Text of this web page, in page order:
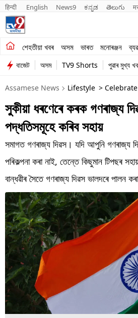
हिन्दी English News9 ಕನ್ನಡ తెలుగు
শেহতীয়া খবৰ অসম ভাৰত মনোৰঞ্জন
শেহতীয়া খবৰ
অসম
ভাৰত
মনোৰঞ্জন
ব্যৱসায়
শিক্ষা
খেল
জীৱনশৈলী
বিশ্ব
প্ৰযুক্তি
Videos
বাজেট অসম TV9 Shorts পুৱাৰ মুখ্য
Assamese News Lifestyle >
সুকীয়া ধৰণেৰে কৰক গণৰাজ্য
পদ্ধতিসমূহে কৰিব সহায়
সমাগত গণৰাজ্য দিৱস। যদি আপুনি গণৰাজ্য
পৰিকল্পনা কৰা নাই, তেন্তে কিছুমান টিপছৰ
বান্ধৱীৰ সৈতে গণৰাজ্য দিৱস ভালদৰে পালন